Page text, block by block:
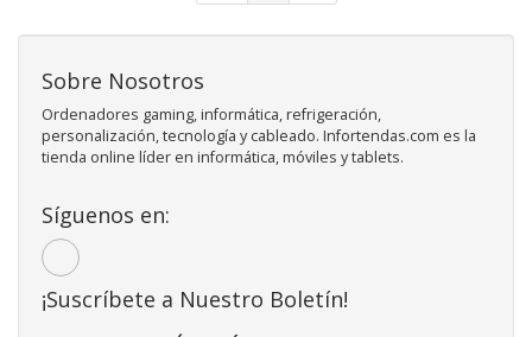
Sobre Nosotros
Ordenadores gaming, informática, refrigeración,
personalización, tecnología y cableado. Infortendas.com es la
tienda online líder en informática, móviles y tablets.
Síguenos en:
¡Suscríbete a Nuestro Boletín!